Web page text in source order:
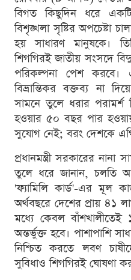
বিগত কিছুদিন ধরে একটি
বিশৃঙ্খলা সৃষ্টির অপচেষ্টা
হয় সাধারণ মানুষকে।
শিগগিরই জাতীয় সংসদে
পরিকল্পনা পেশ করবে।
বিভ্রান্তিকর বক্তব্য না
সামনে তুলে ধরার পরামর্শ
হওয়ার ৫০ বছর পার
সুযোগ নেই; বরং দেশকে
প্রধানমন্ত্রী সরকারের নানা
তুলে ধরে জানান, চলতি
'ফ্যামিলি কার্ড'-এর
অর্থবছরে দেশের প্রায় ৪১
মধ্যে কেবল
অন্তর্ভুক্ত হবে। পাশাপাশি
নিশ্চিত করতে লবণ
সুবিধাও শিগগিরই ঘোষণা